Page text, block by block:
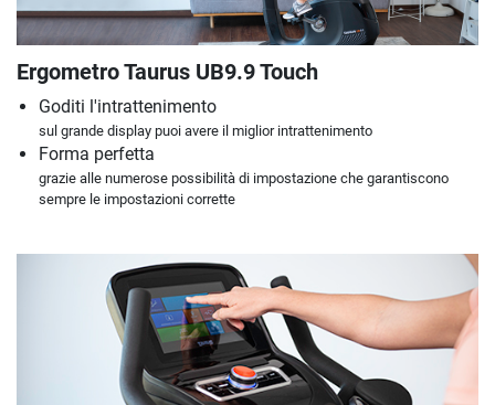
Ergometro Taurus UB9.9 Touch
Goditi l'intrattenimento
sul grande display puoi avere il miglior intrattenimento
Forma perfetta
grazie alle numerose possibilità di impostazione che garantiscono
sempre le impostazioni corrette